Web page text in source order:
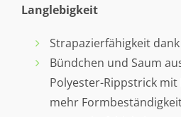
Langlebigkeit
Strapazierfähigkeit
Bündchen und Saum
Polyester-Rippstrick
mehr